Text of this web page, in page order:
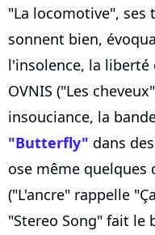
"La locomotive", ses
sonnent bien,
l'insolence, la liberté
OVNIS ("Les
insouciance, la
"Butterfly" dans
ose même quelques
("L'ancre" rappelle
"Stereo Song" fait le